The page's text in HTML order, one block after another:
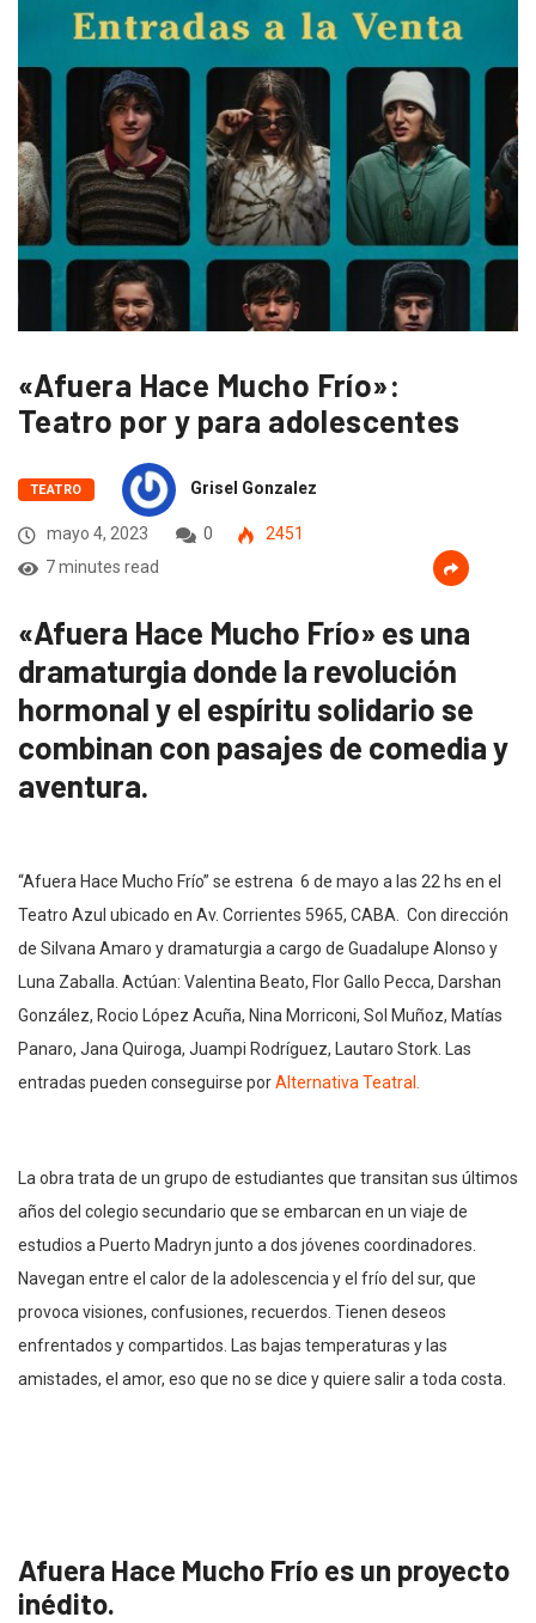
«Afuera Hace Mucho Frío»:
Teatro por y para adolescentes
TEATRO Grisel Gonzalez
mayo 4, 2023 0
2451
7 minutes read
«Afuera Hace Mucho Frío» es una
dramaturgia donde la revolución
hormonal y el espíritu solidario se
combinan con pasajes de comedia y
aventura.
“Afuera Hace Mucho Frío” se estrena 6 de mayo a las 22 hs en el
Teatro Azul ubicado en Av. Corrientes 5965, CABA. Con dirección
de Silvana Amaro y dramaturgia a cargo de Guadalupe Alonso y
Luna Zaballa. Actúan: Valentina Beato, Flor Gallo Pecca, Darshan
González, Rocio López Acuña, Nina Morriconi, Sol Muñoz, Matías
Panaro, Jana Quiroga, Juampi Rodríguez, Lautaro Stork. Las
entradas pueden conseguirse porAlternativa Teatral.
La obra trata de un grupo de estudiantes que transitan sus últimos
años del colegio secundario que se embarcan en un viaje de
estudios a Puerto Madryn junto a dos jóvenes coordinadores.
Navegan entre el calor de la adolescencia y el frío del sur, que
provoca visiones, confusiones, recuerdos. Tienen deseos
enfrentados y compartidos. Las bajas temperaturas y las
amistades, el amor, eso que no se dice y quiere salir a toda costa.
Afuera Hace Mucho Frío es un proyecto
inédito.